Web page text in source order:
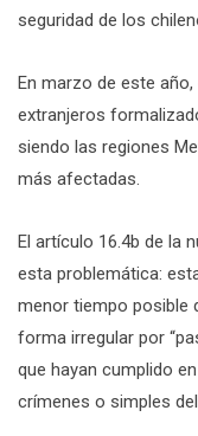
seguridad de los
En marzo de este
extranjeros
siendo las regiones
más afectadas.
El artículo 16.4b de la
esta problemática:
menor tiempo posible
forma irregular por
que hayan cumplido
crímenes o simples